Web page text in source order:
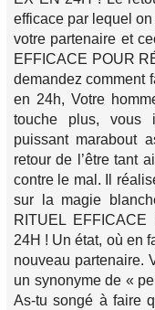
efficace par lequel
votre partenaire et
EFFICACE POUR
demandez comment
en 24h, Votre
touche plus,
puissant marabout
retour de l’être tant
contre le mal. Il
sur la magie
RITUEL
24H ! Un état, où en
nouveau partenaire.
un synonyme de «
As-tu songé à faire